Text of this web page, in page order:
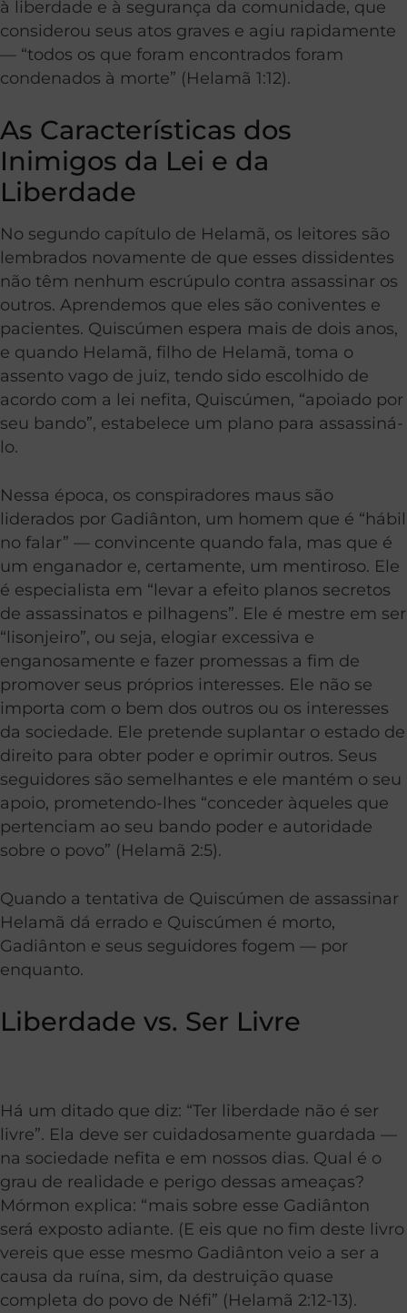
à liberdade e à segurança da comunidade, que
considerou seus atos graves e agiu rapidamente
— “todos os que foram encontrados foram
condenados à morte” (Helamã 1:12).
As Características dos
Inimigos da Lei e da
Liberdade
No segundo capítulo de Helamã, os leitores são
lembrados novamente de que esses dissidentes
não têm nenhum escrúpulo contra assassinar os
outros. Aprendemos que eles são coniventes e
pacientes. Quiscúmen espera mais de dois anos,
e quando Helamã, filho de Helamã, toma o
assento vago de juiz, tendo sido escolhido de
acordo com a lei nefita, Quiscúmen, “apoiado por
seu bando”, estabelece um plano para assassiná-
lo.
Nessa época, os conspiradores maus são
liderados por Gadiânton, um homem que é “hábil
no falar” — convincente quando fala, mas que é
um enganador e, certamente, um mentiroso. Ele
é especialista em “levar a efeito planos secretos
de assassinatos e pilhagens”. Ele é mestre em ser
“lisonjeiro”, ou seja, elogiar excessiva e
enganosamente e fazer promessas a fim de
promover seus próprios interesses. Ele não se
importa com o bem dos outros ou os interesses
da sociedade. Ele pretende suplantar o estado de
direito para obter poder e oprimir outros. Seus
seguidores são semelhantes e ele mantém o seu
apoio, prometendo-lhes “conceder àqueles que
pertenciam ao seu bando poder e autoridade
sobre o povo” (Helamã 2:5).
Quando a tentativa de Quiscúmen de assassinar
Helamã dá errado e Quiscúmen é morto,
Gadiânton e seus seguidores fogem — por
enquanto.
Liberdade vs. Ser Livre
Há um ditado que diz: “Ter liberdade não é ser
livre”. Ela deve ser cuidadosamente guardada —
na sociedade nefita e em nossos dias. Qual é o
grau de realidade e perigo dessas ameaças?
Mórmon explica: “mais sobre esse Gadiânton
será exposto adiante. (E eis que no fim deste livro
vereis que esse mesmo Gadiânton veio a ser a
causa da ruína, sim, da destruição quase
completa do povo de Néfi” (Helamã 2:12-13).